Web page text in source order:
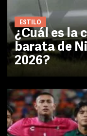
ESTILO
¿Cuál es la
barata de
2026?